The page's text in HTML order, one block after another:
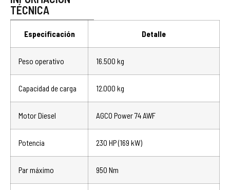
TÉCNICA
Especificación Detalle
Peso operativo 16.500 kg
Capacidad de carga 12.000 kg
Motor Diesel AGCO Power 74 AWF
Potencia 230 HP (169 kW)
Par máximo 950 Nm